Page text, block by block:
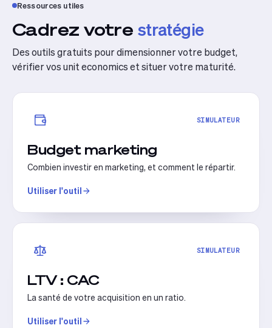
Ressources utiles
Cadrez votre stratégie
Des outils gratuits pour dimensionner votre budget,
vérifier vos unit economics et situer votre maturité.
SIMULATEUR
Budget marketing
Combien investir en marketing, et comment le répartir.
Utiliser l'outil
SIMULATEUR
LTV : CAC
La santé de votre acquisition en un ratio.
Utiliser l'outil